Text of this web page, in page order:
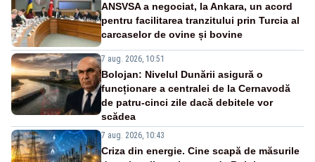
ANSVSA a negociat, la Ankara, un acord
pentru facilitarea tranzitului prin Turcia al
carcaselor de ovine și bovine
7 aug. 2026, 10:51
Bolojan: Nivelul Dunării asigură o
funcționare a centralei de la Cernavodă
de patru-cinci zile dacă debitele vor
scădea
7 aug. 2026, 10:43
Criza din energie. Cine scapă de măsurile